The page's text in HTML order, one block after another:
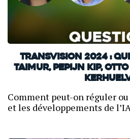
TransVision 2024 :
Taimur, Pepijn Kip,
Comment peut-on réguler
et les développements de